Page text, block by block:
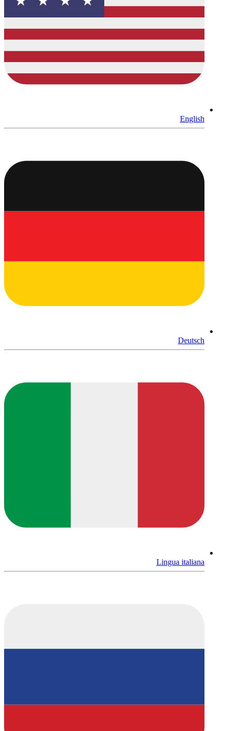
English
Deutsch
Lingua italiana